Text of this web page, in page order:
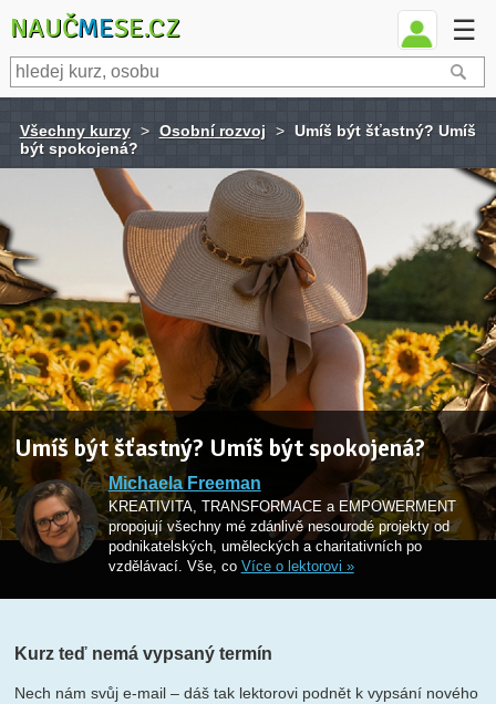
NAUČMESE.CZ ☰
Všechny kurzy > Osobní rozvoj > Umíš být šťastný? Umíš
být spokojená?
Umíš být šťastný? Umíš být spokojená?
Michaela Freeman
KREATIVITA, TRANSFORMACE a EMPOWERMENT
propojují všechny mé zdánlivě nesourodé projekty od
podnikatelských, uměleckých a charitativních po
vzdělávací. Vše, co Více o lektorovi »
Kurz teď nemá vypsaný termín
Nech nám svůj e-mail – dáš tak lektorovi podnět k vypsání nového